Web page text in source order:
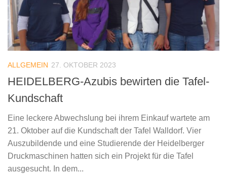
ALLGEMEIN 27. OKTOBER 2023
HEIDELBERG-Azubis bewirten die Tafel-
Kundschaft
Eine leckere Abwechslung bei ihrem Einkauf wartete am
21. Oktober auf die Kundschaft der Tafel Walldorf. Vier
Auszubildende und eine Studierende der Heidelberger
Druckmaschinen hatten sich ein Projekt für die Tafel
ausgesucht. In dem...